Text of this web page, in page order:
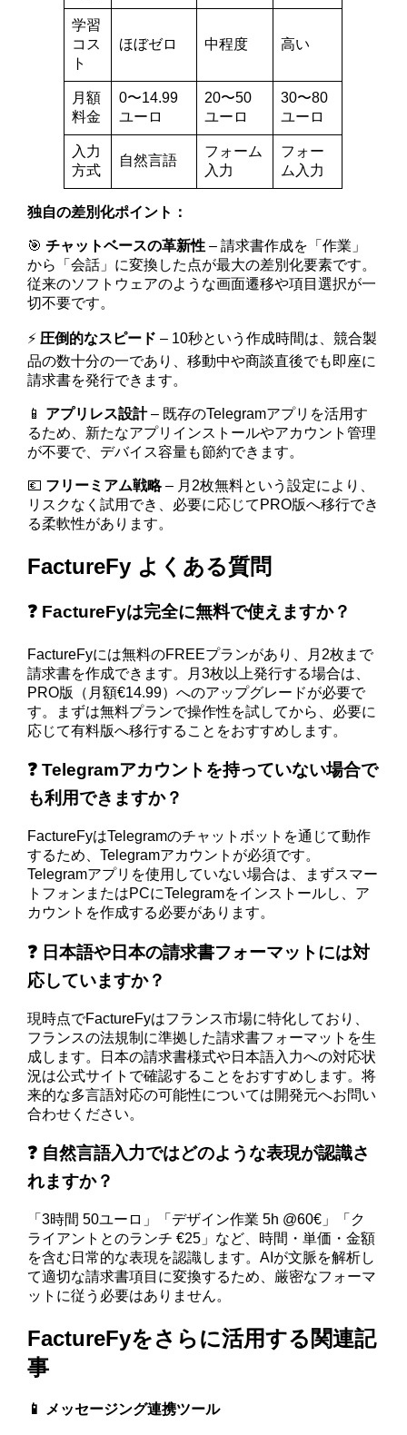
学習
コス
ト
ほぼゼロ 中程度 高い
月額
料金
0〜14.99
ユーロ
20〜50
ユーロ
30〜80
ユーロ
入力
方式
自然言語
フォーム
入力
フォー
ム入力
独自の差別化ポイント：
🎯チャットベースの革新性 – 請求書作成を「作業」
から「会話」に変換した点が最大の差別化要素です。
従来のソフトウェアのような画面遷移や項目選択が一
切不要です。
⚡ 圧倒的なスピード – 10秒という作成時間は、競合製
品の数十分の一であり、移動中や商談直後でも即座に
請求書を発行できます。
📱 アプリレス設計– 既存のTelegramアプリを活用す
るため、新たなアプリインストールやアカウント管理
が不要で、デバイス容量も節約できます。
💶 フリーミアム戦略– 月2枚無料という設定により、
リスクなく試用でき、必要に応じてPRO版へ移行でき
る柔軟性があります。
FactureFy よくある質問
❓ FactureFyは完全に無料で使えますか？
FactureFyには無料のFREEプランがあり、月2枚まで
請求書を作成できます。月3枚以上発行する場合は、
PRO版（月額€14.99）へのアップグレードが必要で
す。まずは無料プランで操作性を試してから、必要に
応じて有料版へ移行することをおすすめします。
❓ Telegramアカウントを持っていない場合で
も利用できますか？
FactureFyはTelegramのチャットボットを通じて動作
するため、Telegramアカウントが必須です。
Telegramアプリを使用していない場合は、まずスマー
トフォンまたはPCにTelegramをインストールし、ア
カウントを作成する必要があります。
❓ 日本語や日本の請求書フォーマットには対
応していますか？
現時点でFactureFyはフランス市場に特化しており、
フランスの法規制に準拠した請求書フォーマットを生
成します。日本の請求書様式や日本語入力への対応状
況は公式サイトで確認することをおすすめします。将
来的な多言語対応の可能性については開発元へお問い
合わせください。
❓ 自然言語入力ではどのような表現が認識さ
れますか？
「3時間 50ユーロ」「デザイン作業 5h @60€」「ク
ライアントとのランチ €25」など、時間・単価・金額
を含む日常的な表現を認識します。AIが文脈を解析し
て適切な請求書項目に変換するため、厳密なフォーマ
ットに従う必要はありません。
FactureFyをさらに活用する関連記
事
📱 メッセージング連携ツール